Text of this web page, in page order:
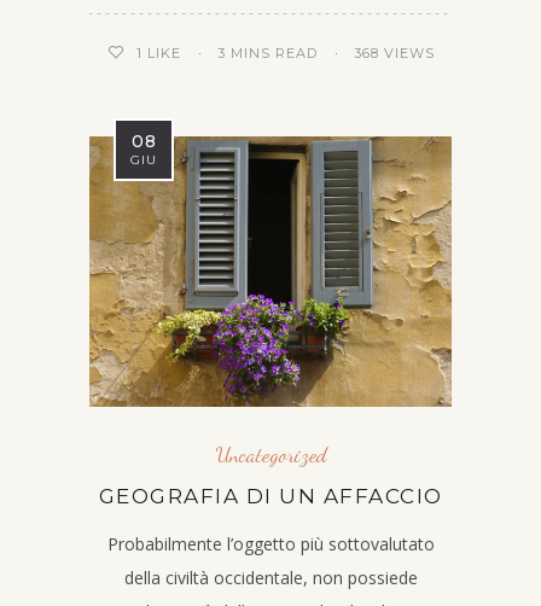
1 LIKE 3 MINS READ 368 VIEWS
08
GIU
Uncategorized
GEOGRAFIA DI UN AFFACCIO
Probabilmente l’oggetto più sottovalutato
della civiltà occidentale, non possiede